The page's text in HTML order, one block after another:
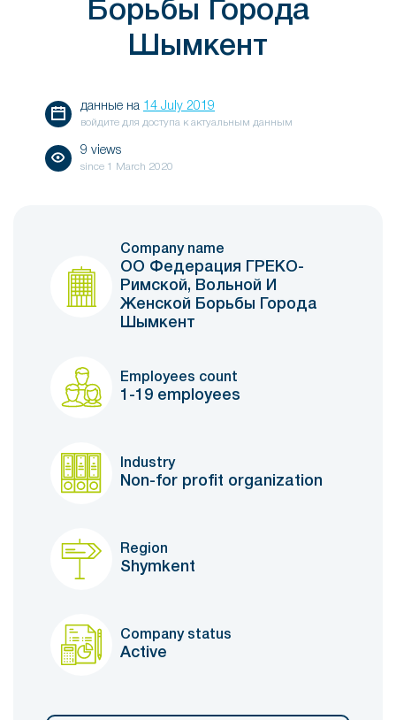
Борьбы Города
Шымкент
данные на 14 July 2019
войдите для доступа к актуальным данным
9 views
since 1 March 2020
Company name
ОО Федерация ГРЕКО-
Римской, Вольной И
Женской Борьбы Города
Шымкент
Employees count
1-19 employees
Industry
Non-for profit organization
Region
Shymkent
Company status
Active